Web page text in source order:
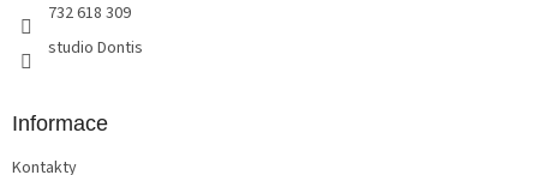
732 618 309
studio Dontis
Informace
Kontakty